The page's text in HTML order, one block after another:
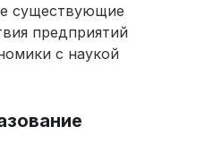
существующие
предприятий
с наукой